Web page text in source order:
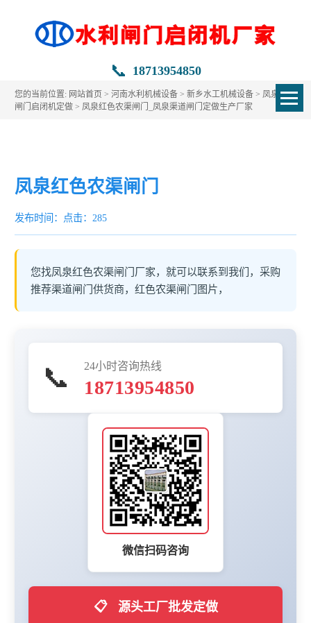
📞 18713954850
您的当前位置: 网站首页 >河南水利机械设备 >新乡水工机械设备 > 凤泉水利
闸门启闭机定做 > 凤泉红色农渠闸门_凤泉渠道闸门定做生产厂家
凤泉红色农渠闸门
发布时间： 点击：285
您找凤泉红色农渠闸门厂家，就可以联系到我们，采购
推荐渠道闸门供货商，红色农渠闸门图片，
📞 24小时咨询热线
18713954850
微信扫码咨询
📋 源头工厂批发定做